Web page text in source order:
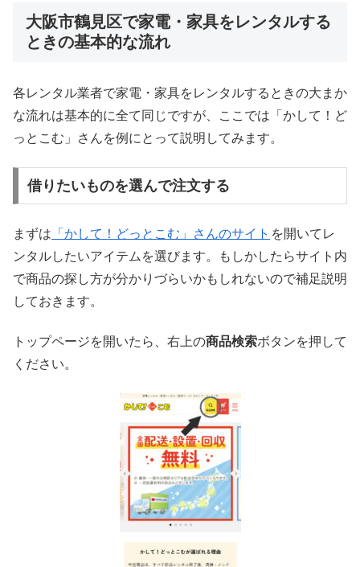
大阪市鶴見区で家電・家具をレンタルする
ときの基本的な流れ
各レンタル業者で家電・家具をレンタルするときの大まか
な流れは基本的に全て同じですが、ここでは「かして！ど
っとこむ」さんを例にとって説明してみます。
借りたいものを選んで注文する
まずは 「かして！どっとこむ」さんのサイト を開いてレ
ンタルしたいアイテムを選びます。もしかしたらサイト内
で商品の探し方が分かりづらいかもしれないので補足説明
しておきます。
トップページを開いたら、右上の商品検索ボタンを押して
ください。